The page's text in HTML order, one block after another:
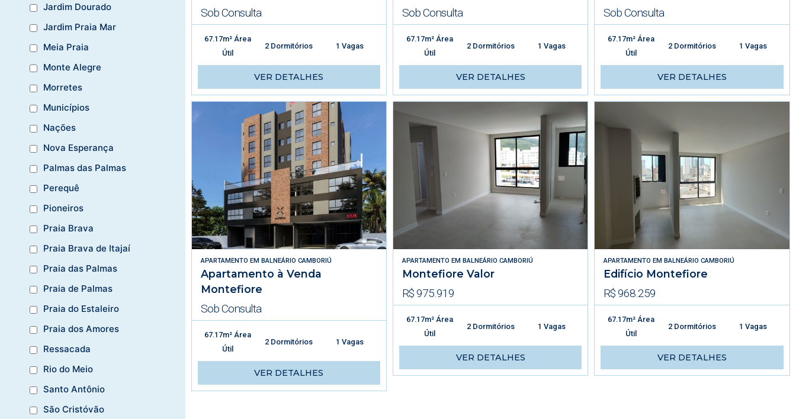
Jardim Dourado
Jardim Praia Mar
Meia Praia
Monte Alegre
Morretes
Municípios
Nações
Nova Esperança
Palmas das Palmas
Perequê
Pioneiros
Praia Brava
Praia Brava de Itajaí
Praia das Palmas
Praia de Palmas
Praia do Estaleiro
Praia dos Amores
Ressacada
Rio do Meio
Santo Antônio
São Cristóvão
Sob Consulta
67.17m² Área
Útil
2 Dormitórios 1 Vagas
VER DETALHES
Sob Consulta
67.17m² Área
Útil
2 Dormitórios 1 Vagas
VER DETALHES
Sob Consulta
67.17m² Área
Útil
2 Dormitórios 1 Vagas
VER DETALHES
APARTAMENTO EM BALNEÁRIO CAMBORIÚ
Apartamento à Venda
Montefiore
Sob Consulta
67.17m² Área
Útil
2 Dormitórios 1 Vagas
VER DETALHES
APARTAMENTO EMBALNEÁRIO CAMBORIÚ
Montefiore Valor
R$ 975.919
67.17m² Área
Útil
2 Dormitórios 1 Vagas
VER DETALHES
APARTAMENTO EMBALNEÁRIO CAMBORIÚ
Edifício Montefiore
R$ 968.259
67.17m² Área
Útil
2 Dormitórios 1 Vagas
VER DETALHES